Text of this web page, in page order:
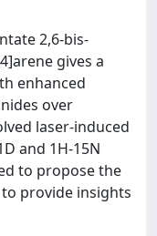
2,6-bis-
gives a
enhanced
over
laser-induced
and 1H-15N
to propose the
provide insights